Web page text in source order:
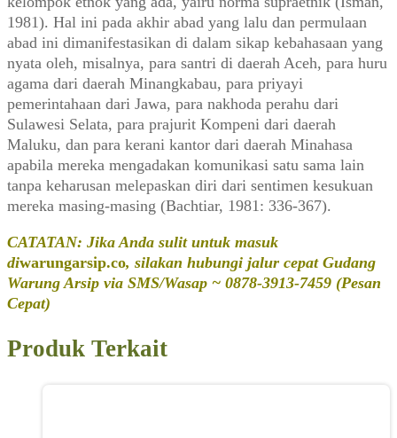
1981). Hal ini pada akhir abad yang lalu dan permulaan
abad ini dimanifestasikan di dalam sikap kebahasaan yang
nyata oleh, misalnya, para santri di daerah Aceh, para huru
agama dari daerah Minangkabau, para priyayi
pemerintahaan dari Jawa, para nakhoda perahu dari
Sulawesi Selata, para prajurit Kompeni dari daerah
Maluku, dan para kerani kantor dari daerah Minahasa
apabila mereka mengadakan komunikasi satu sama lain
tanpa keharusan melepaskan diri dari sentimen kesukuan
mereka masing-masing (Bachtiar, 1981: 336-367).
CATATAN: Jika Anda sulit untuk masuk
diwarungarsip.co, silakan hubungi jalur cepat Gudang
Warung Arsip via SMS/Wasap ~ 0878-3913-7459 (Pesan
Cepat)
Produk Terkait